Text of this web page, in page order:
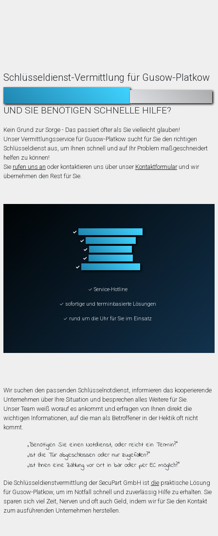
Schlüsseldienst-Vermittlung für Gusow-Platkow
TÜR ZUGEFALLEN?
UND SIE BENÖTIGEN SCHNELLE HILFE?
Kein Grund zur Sorge - Das passiert öfter als Sie vielleicht glauben!
Unser Vermittlungsservice für Gusow-Platkow sucht für Sie den richtigen
Schlüsseldienst aus, um Ihnen schnell und auf Ihr Problem maßgeschneidert
helfen zu können!
Sie rufen uns an oder kontaktieren uns über unser Kontaktformularund wir
übernehmen den Rest für Sie.
✓
✓
✓
✓
✓
✓ Service-Hotline
✓ sofortige und terminbasierte Lösungen
✓ rund um die Uhr für Sie im Einsatz
Wir suchen den passenden Schlüsselnotdienst, informieren das kooperierende
Unternehmen über Ihre Situation und besprechen alles Weitere für Sie.
Unser Team weiß worauf es ankommt und erfragen von Ihnen direkt die
wichtigen Informationen, auf die man als Betroffener in der Hektik oft nicht
kommt.
„Benötigen Sie einen Notdienst, oder reicht ein Termin?”
„Ist die Tür abgeschlossen oder nur zugefallen?”
„Ist Ihnen eine Zahlung vor Ort in bar oder per EC möglich?”
Die Schlüsseldienstvermittlung der SecuPart GmbH ist diepraktische Lösung
für Gusow-Platkow, um im Notfall schnell und zuverlässig Hilfe zu erhalten. Sie
sparen sich viel Zeit, Nerven und oft auch Geld, indem wir für Sie den Kontakt
zum ausführenden Unternehmen herstellen.